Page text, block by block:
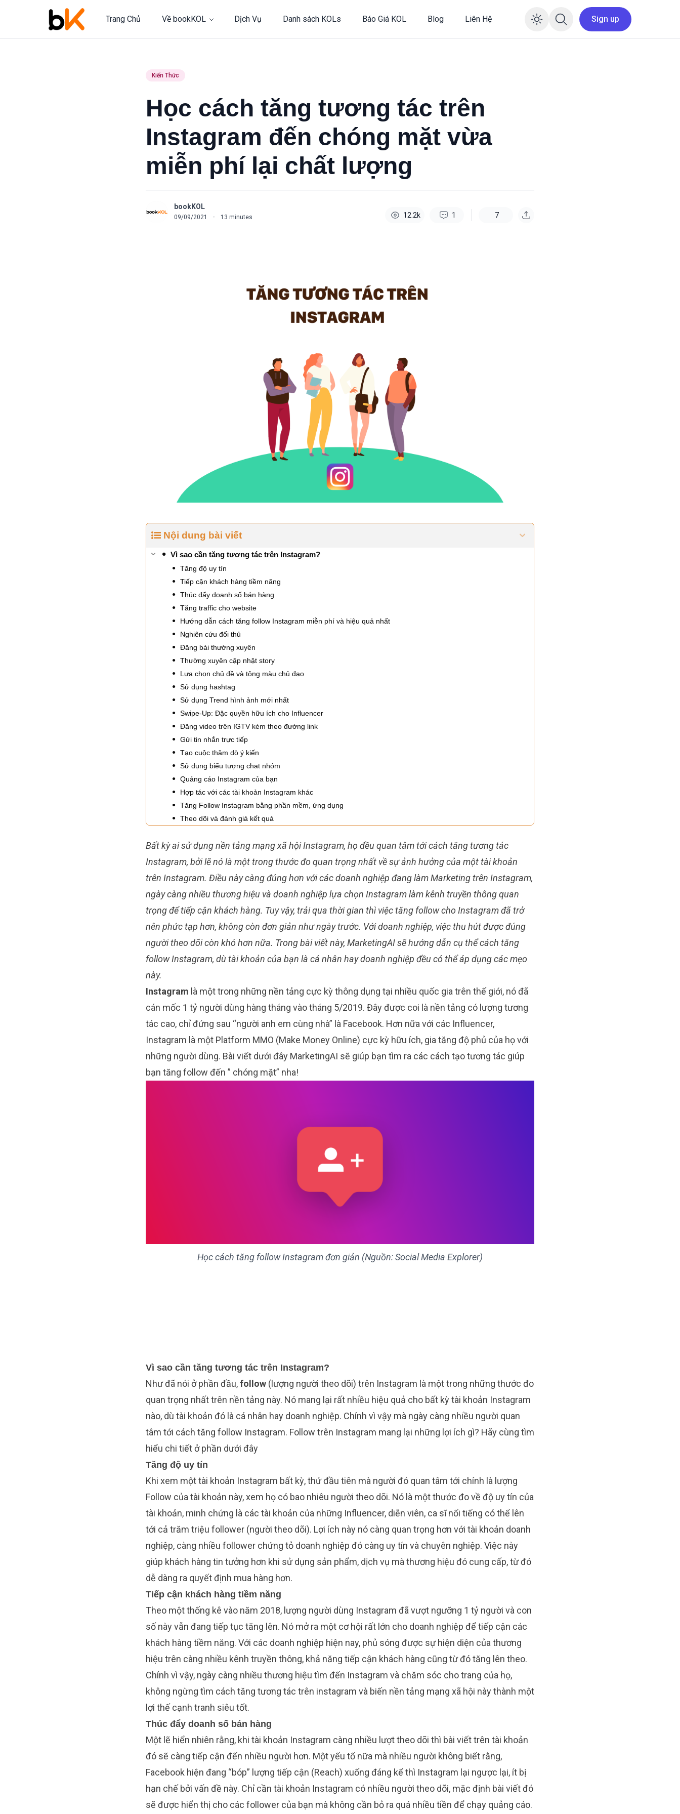
Trang Chủ Về bookKOL Dịch Vụ Danh sách KOLs Báo Giá KOL Blog Liên Hệ Enable dark mode
Sign up
Kiến Thức
Học cách tăng tương tác trên
Instagram đến chóng mặt vừa
miễn phí lại chất lượng
bookKOL
09/09/2021 · 13 minutes 12.2k 1 7
Nội dung bài viết
Vì sao cần tăng tương tác trên Instagram?
Tăng độ uy tín
Tiếp cận khách hàng tiềm năng
Thúc đẩy doanh số bán hàng
Tăng traffic cho website
Hướng dẫn cách tăng follow Instagram miễn phí và hiệu quả nhất
Nghiên cứu đối thủ
Đăng bài thường xuyên
Thường xuyên cập nhật story
Lựa chọn chủ đề và tông màu chủ đạo
Sử dụng hashtag
Sử dụng Trend hình ảnh mới nhất
Swipe-Up: Đặc quyền hữu ích cho Influencer
Đăng video trên IGTV kèm theo đường link
Gửi tin nhắn trực tiếp
Tạo cuộc thăm dò ý kiến
Sử dụng biểu tượng chat nhóm
Quảng cáo Instagram của bạn
Hợp tác với các tài khoản Instagram khác
Tăng Follow Instagram bằng phần mềm, ứng dụng
Theo dõi và đánh giá kết quả
Bất kỳ ai sử dụng nền tảng mạng xã hội Instagram, họ đều quan tâm tới cách tăng tương tác
Instagram, bởi lẽ nó là một trong thước đo quan trọng nhất về sự ảnh hưởng của một tài khoản
trên Instagram. Điều này càng đúng hơn với các doanh nghiệp đang làm Marketing trên Instagram,
ngày càng nhiều thương hiệu và doanh nghiệp lựa chọn Instagram làm kênh truyền thông quan
trọng để tiếp cận khách hàng. Tuy vậy, trải qua thời gian thì việc tăng follow cho Instagram đã trở
nên phức tạp hơn, không còn đơn giản như ngày trước. Với doanh nghiệp, việc thu hút được đúng
người theo dõi còn khó hơn nữa. Trong bài viết này, MarketingAI sẽ hướng dẫn cụ thể cách tăng
follow Instagram, dù tài khoản của bạn là cá nhân hay doanh nghiệp đều có thể áp dụng các mẹo
này.
Instagram là một trong những nền tảng cực kỳ thông dụng tại nhiều quốc gia trên thế giới, nó đã
cán mốc 1 tỷ người dùng hàng tháng vào tháng 5/2019. Đây được coi là nền tảng có lượng tương
tác cao, chỉ đứng sau “người anh em cùng nhà” là Facebook. Hơn nữa với các Influencer,
Instagram là một Platform MMO (Make Money Online) cực kỳ hữu ích, gia tăng độ phủ của họ với
những người dùng. Bài viết dưới đây MarketingAI sẽ giúp bạn tìm ra các cách tạo tương tác giúp
bạn tăng follow đến ” chóng mặt” nha!
Học cách tăng follow Instagram đơn giản (Nguồn: Social Media Explorer)
Vì sao cần tăng tương tác trên Instagram?
Như đã nói ở phần đầu,follow (lượng người theo dõi) trên Instagram là một trong những thước đo
quan trọng nhất trên nền tảng này. Nó mang lại rất nhiều hiệu quả cho bất kỳ tài khoản Instagram
nào, dù tài khoản đó là cá nhân hay doanh nghiệp. Chính vì vậy mà ngày càng nhiều người quan
tâm tới cách tăng follow Instagram. Follow trên Instagram mang lại những lợi ích gì? Hãy cùng tìm
hiểu chi tiết ở phần dưới đây
Tăng độ uy tín
Khi xem một tài khoản Instagram bất kỳ, thứ đầu tiên mà người đó quan tâm tới chính là lượng
Follow của tài khoản này, xem họ có bao nhiêu người theo dõi. Nó là một thước đo về độ uy tín của
tài khoản, minh chứng là các tài khoản của những Influencer, diễn viên, ca sĩ nổi tiếng có thể lên
tới cả trăm triệu follower (người theo dõi). Lợi ích này nó càng quan trọng hơn với tài khoản doanh
nghiệp, càng nhiều follower chứng tỏ doanh nghiệp đó càng uy tín và chuyên nghiệp. Việc này
giúp khách hàng tin tưởng hơn khi sử dụng sản phẩm, dịch vụ mà thương hiệu đó cung cấp, từ đó
dễ dàng ra quyết định mua hàng hơn.
Tiếp cận khách hàng tiềm năng
Theo một thống kê vào năm 2018, lượng người dùng Instagram đã vượt ngưỡng 1 tỷ người và con
số này vẫn đang tiếp tục tăng lên. Nó mở ra một cơ hội rất lớn cho doanh nghiệp để tiếp cận các
khách hàng tiềm năng. Với các doanh nghiệp hiện nay, phủ sóng được sự hiện diện của thương
hiệu trên càng nhiều kênh truyền thông, khả năng tiếp cận khách hàng cũng từ đó tăng lên theo.
Chính vì vậy, ngày càng nhiều thương hiệu tìm đến Instagram và chăm sóc cho trang của họ,
không ngừng tìm cách tăng tương tác trên instagram và biến nền tảng mạng xã hội này thành một
lợi thế cạnh tranh siêu tốt.
Thúc đẩy doanh số bán hàng
Một lẽ hiển nhiên rằng, khi tài khoản Instagram càng nhiều lượt theo dõi thì bài viết trên tài khoản
đó sẽ càng tiếp cận đến nhiều người hơn. Một yếu tố nữa mà nhiều người không biết rằng,
Facebook hiện đang “bóp” lượng tiếp cận (Reach) xuống đáng kể thì Instagram lại ngược lại, ít bị
hạn chế bởi vấn đề này. Chỉ cần tài khoản Instagram có nhiều người theo dõi, mặc định bài viết đó
sẽ được hiển thị cho các follower của bạn mà không cần bỏ ra quá nhiều tiền để chạy quảng cáo.